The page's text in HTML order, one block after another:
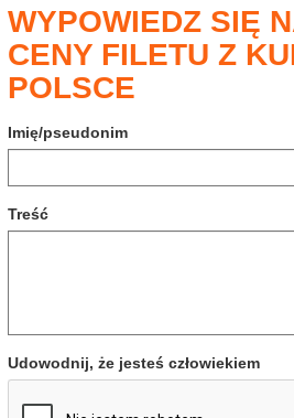
WYPOWIEDZ SIĘ
CENY FILETU Z
POLSCE
Imię/pseudonim
Treść
Udowodnij, że jesteś człowiekiem